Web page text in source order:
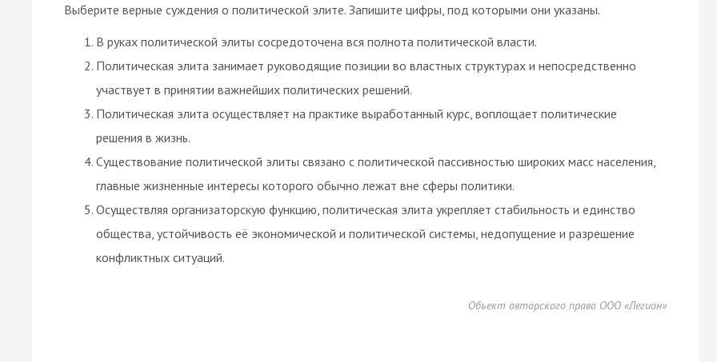
Выберите верные суждения о политической элите. Запишите цифры, под которыми они указаны.
В руках политической элиты сосредоточена вся полнота политической власти.
Политическая элита занимает руководящие позиции во властных структурах и непосредственно
участвует в принятии важнейших политических решений.
Политическая элита осуществляет на практике выработанный курс, воплощает политические
решения в жизнь.
Существование политической элиты связано с политической пассивностью широких масс населения,
главные жизненные интересы которого обычно лежат вне сферы политики.
Осуществляя организаторскую функцию, политическая элита укрепляет стабильность и единство
общества, устойчивость её экономической и политической системы, недопущение и разрешение
конфликтных ситуаций.
Объект авторского права ООО «Легион»